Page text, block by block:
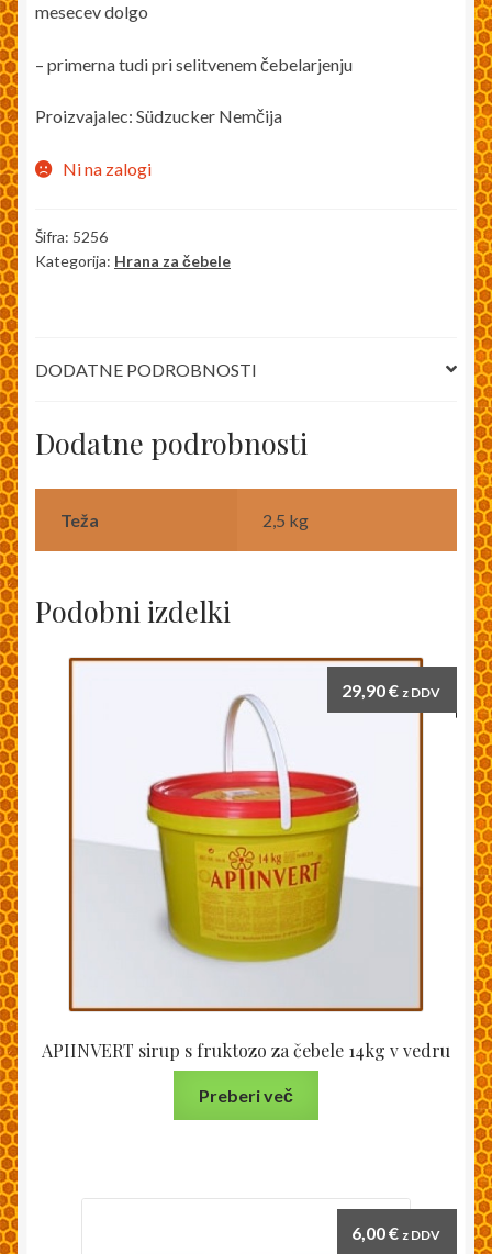
mesecev dolgo
– primerna tudi pri selitvenem čebelarjenju
Proizvajalec: Südzucker Nemčija
Ni na zalogi
Šifra: 5256
Kategorija: Hrana za čebele
DODATNE PODROBNOSTI
Dodatne podrobnosti
Teža 2,5 kg
Podobni izdelki
APIINVERT sirup s fruktozo za čebele 14kg v vedru
29,90€ z DDV
Preberi več
6,00€ z DDV